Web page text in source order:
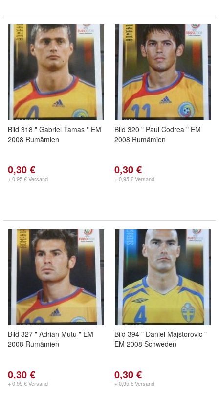
Bild 318 " Gabriel Tamas " EM
2008 Rumämien
0,30 €
+ 0,95 € Versand
Bild 320 " Paul Codrea " EM
2008 Rumämien
0,30 €
+ 0,95 € Versand
Bild 327 " Adrian Mutu " EM
2008 Rumämien
0,30 €
+ 0,95 € Versand
Bild 394 " Daniel Majstorovic "
EM 2008 Schweden
0,30 €
+ 0,95 € Versand